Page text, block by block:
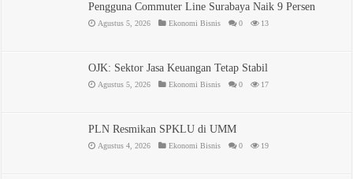
Pengguna Commuter Line Surabaya Naik 9 Persen
Agustus 5, 2026 Ekonomi Bisnis 0 13
OJK: Sektor Jasa Keuangan Tetap Stabil
Agustus 5, 2026 Ekonomi Bisnis 0 17
PLN Resmikan SPKLU di UMM
Agustus 4, 2026 Ekonomi Bisnis 0 19